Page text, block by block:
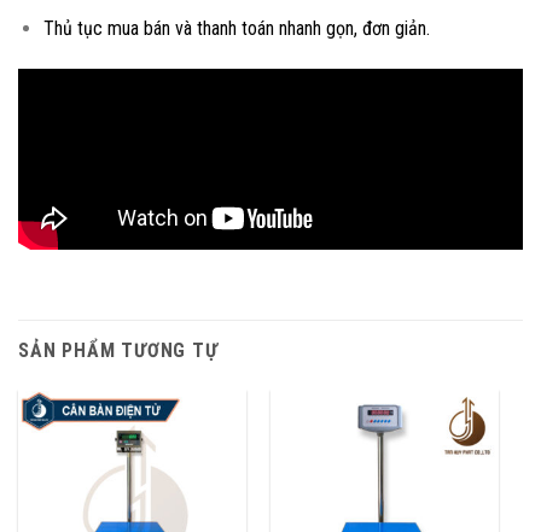
Thủ tục mua bán và thanh toán nhanh gọn, đơn giản.
SẢN PHẨM TƯƠNG TỰ